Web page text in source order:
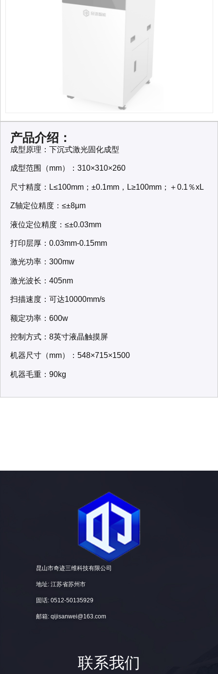
产品介绍：
成型原理：下沉式激光固化成型
成型范围（mm）：310×310×260
尺寸精度：L≤100mm；±0.1mm，L≥100mm；＋0.1％xL
Z轴定位精度：≤±8μm
液位定位精度：≤±0.03mm
打印层厚：0.03mm-0.15mm
激光功率：300mw
激光波长：405nm
扫描速度：可达10000mm/s
额定功率：600w
控制方式：8英寸液晶触摸屏
机器尺寸（mm）：548×715×1500
机器毛重：90kg
昆山市奇迹三维科技有限公司
地址: 江苏省苏州市
固话: 0512-50135929
邮箱: qijisanwei@163.com
联系我们